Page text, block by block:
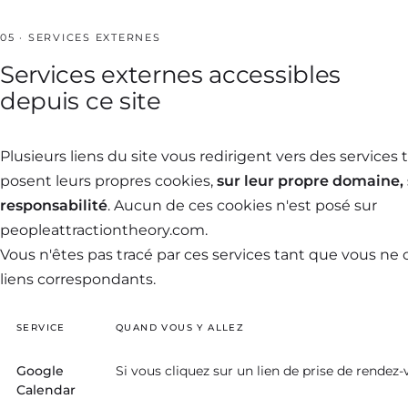
05 · SERVICES EXTERNES
Services externes accessibles
depuis ce site
Plusieurs liens du site vous redirigent vers des services
posent leurs propres cookies, sur leur propre domaine,
responsabilité. Aucun de ces cookies n'est posé sur
peopleattractiontheory.com.
Vous n'êtes pas tracé par ces services tant que vous ne
liens correspondants.
SERVICE QUAND VOUS Y ALLEZ
Google
Calendar
Si vous cliquez sur un lien de prise de rendez-